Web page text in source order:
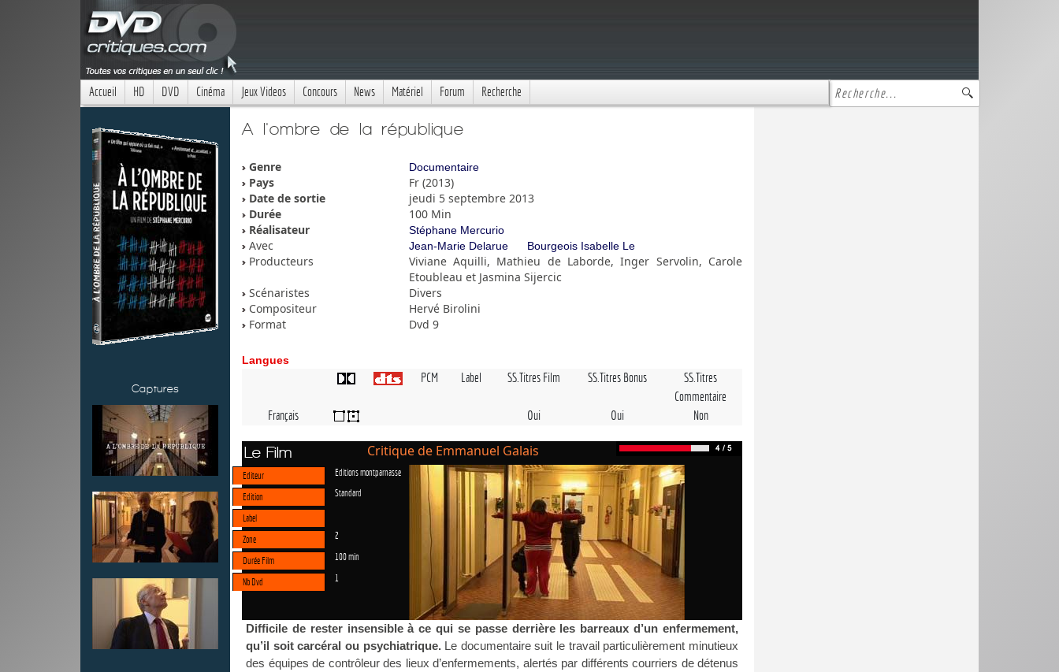
Accueil HD DVD Cinéma Jeux Videos Concours News Matériel Forum Recherche
Captures
A l'ombre de la république
Genre Documentaire
Pays
Fr (2013)
Date de sortie
jeudi 5 septembre 2013
Durée
100 Min
Réalisateur
Stéphane Mercurio
Avec Jean-Marie Delarue Bourgeois Isabelle Le
Producteurs
Viviane Aquilli, Mathieu de Laborde, Inger Servolin, Carole
Etoubleau et Jasmina Sijercic
Scénaristes
Divers
Compositeur
Hervé Birolini
Format
Dvd 9
Langues
PCM Label SS.Titres Film SS.Titres Bonus
SS.Titres
Commentaire
Français
Oui Oui Non
Le Film Critique de Emmanuel Galais
Editeur Editions montparnasse
Edition Standard
Label
Zone
2
Durée Film 100 min
Nb Dvd 1
Difficile de rester insensible à ce qui se passe derrière les barreaux d’un enfermement,
qu’il soit carcéral ou psychiatrique.Le documentaire suit le travail particulièrement minutieux
des équipes de contrôleur des lieux d’enfermements, alertés par différents courriers de détenus